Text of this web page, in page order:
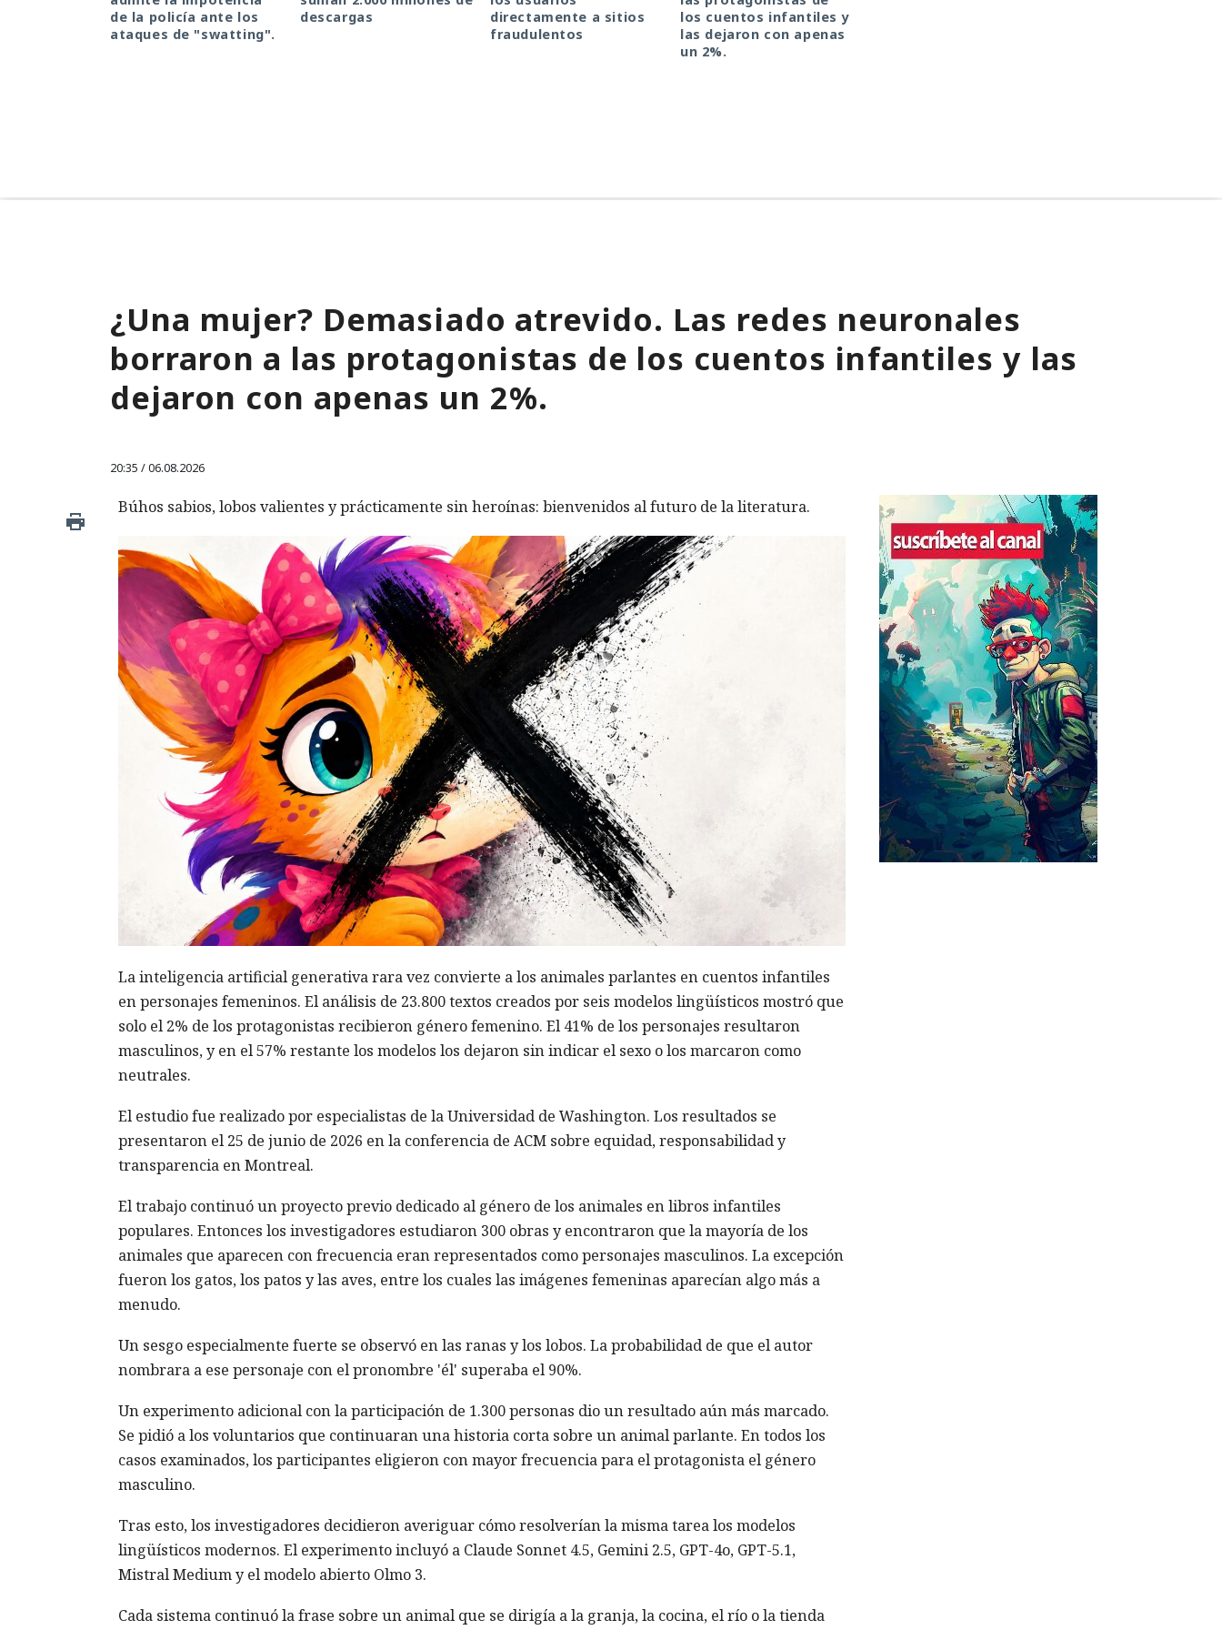
de la policía ante los
ataques de "swatting".
descargas
directamente a sitios
fraudulentos
los cuentos infantiles y
las dejaron con apenas
un 2%.
¿Una mujer? Demasiado atrevido. Las redes neuronales
borraron a las protagonistas de los cuentos infantiles y las
dejaron con apenas un 2%.
20:35 / 06.08.2026
Búhos sabios, lobos valientes y prácticamente sin heroínas: bienvenidos al futuro de la literatura.
La inteligencia artificial generativa rara vez convierte a los animales parlantes en cuentos infantiles
en personajes femeninos. El análisis de 23.800 textos creados por seis modelos lingüísticos mostró que
solo el 2% de los protagonistas recibieron género femenino. El 41% de los personajes resultaron
masculinos, y en el 57% restante los modelos los dejaron sin indicar el sexo o los marcaron como
neutrales.
El estudio fue realizado por especialistas de la Universidad de Washington. Los resultados se
presentaron el 25 de junio de 2026 en la conferencia de ACM sobre equidad, responsabilidad y
transparencia en Montreal.
El trabajo continuó un proyecto previo dedicado al género de los animales en libros infantiles
populares. Entonces los investigadores estudiaron 300 obras y encontraron que la mayoría de los
animales que aparecen con frecuencia eran representados como personajes masculinos. La excepción
fueron los gatos, los patos y las aves, entre los cuales las imágenes femeninas aparecían algo más a
menudo.
Un sesgo especialmente fuerte se observó en las ranas y los lobos. La probabilidad de que el autor
nombrara a ese personaje con el pronombre 'él' superaba el 90%.
Un experimento adicional con la participación de 1.300 personas dio un resultado aún más marcado.
Se pidió a los voluntarios que continuaran una historia corta sobre un animal parlante. En todos los
casos examinados, los participantes eligieron con mayor frecuencia para el protagonista el género
masculino.
Tras esto, los investigadores decidieron averiguar cómo resolverían la misma tarea los modelos
lingüísticos modernos. El experimento incluyó a Claude Sonnet 4.5, Gemini 2.5, GPT-4o, GPT-5.1,
Mistral Medium y el modelo abierto Olmo 3.
Cada sistema continuó la frase sobre un animal que se dirigía a la granja, la cocina, el río o la tienda